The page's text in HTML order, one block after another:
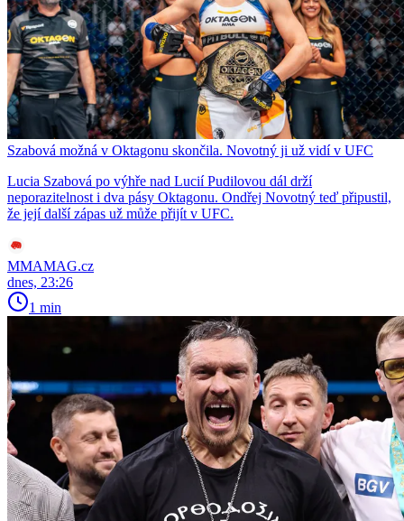
Szabová možná v Oktagonu skončila. Novotný ji už vidí v UFC
Lucia Szabová po výhře nad Lucií Pudilovou dál drží
neporazitelnost i dva pásy Oktagonu. Ondřej Novotný teď připustil,
že její další zápas už může přijít v UFC.
MMAMAG.cz
dnes, 23:26
1 min